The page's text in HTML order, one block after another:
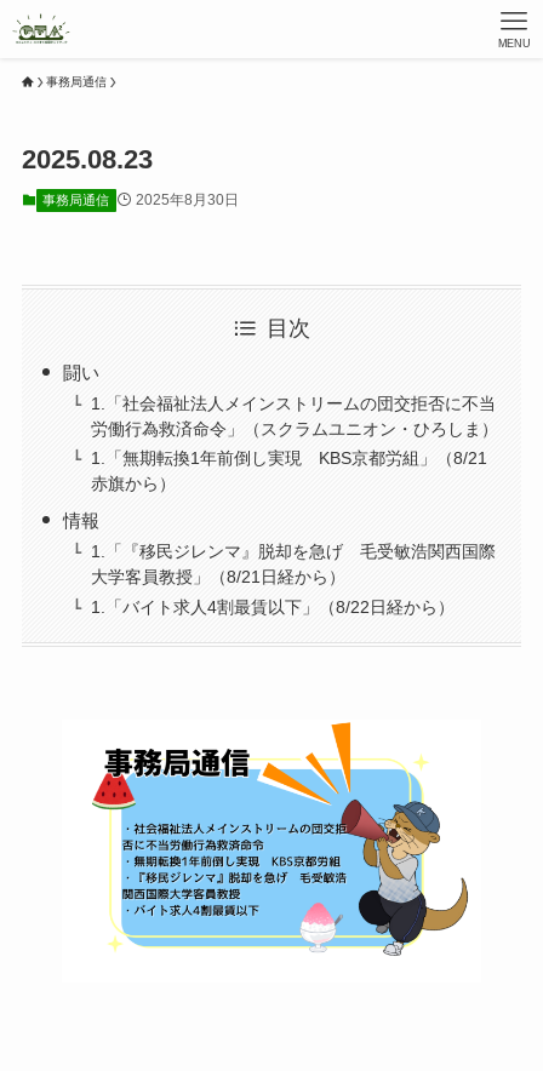
MENU
事務局通信
2025.08.23
事務局通信 2025年8月30日
目次
闘い
1.「社会福祉法人メインストリームの団交拒否に不当
労働行為救済命令」（スクラムユニオン・ひろしま）
1.「無期転換1年前倒し実現 KBS京都労組」（8/21
赤旗から）
情報
1.「『移民ジレンマ』脱却を急げ 毛受敏浩関西国際
大学客員教授」（8/21日経から）
1.「バイト求人4割最賃以下」（8/22日経から）